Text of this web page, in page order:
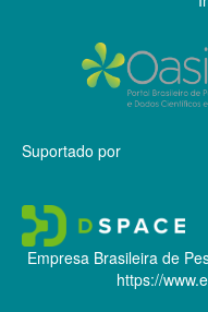
Suportado por
Empresa Brasileira de
https://